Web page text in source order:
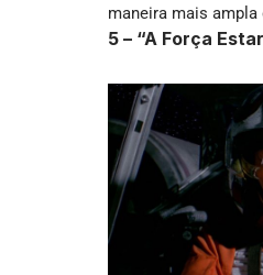
maneira mais ampla
5 – “A Força